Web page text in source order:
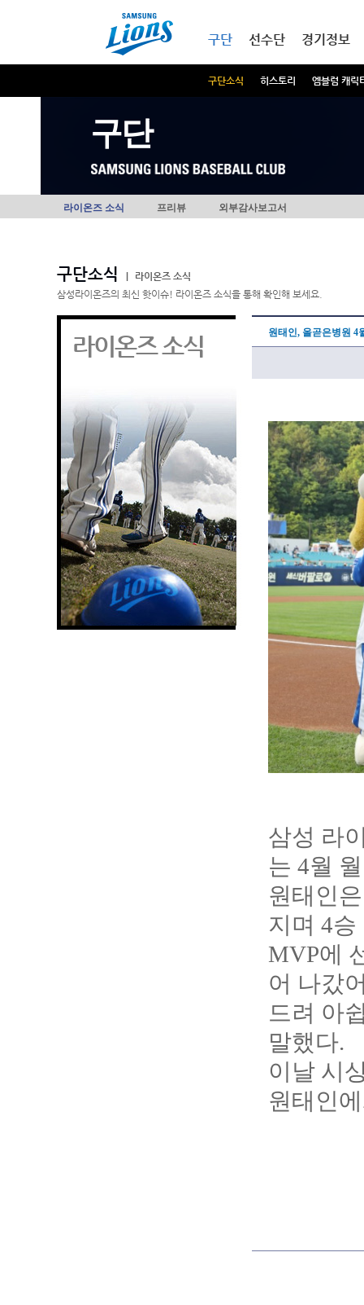
구단
구단소식 히스토리 엠블럼 캐릭
선수단 경기정보
구단
라이온즈 소식 프리뷰 외부감사보고서
구단소식
라이온즈 소식
삼성라이온즈의 최신 핫이슈! 라이온즈 소식을 통해 확인해 보세요.
라이온즈 소식 원태인, 올곧은병원 4
삼성 라
는 4월
원태인
지며 4
MVP에
어 나갔
드려 아
말했다.
이날 시
원태인